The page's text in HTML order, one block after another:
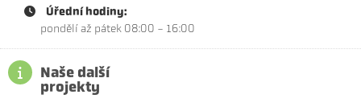
Úřední hodiny:
pondělí až pátek 08:00 - 16:00
Naše další
projekty